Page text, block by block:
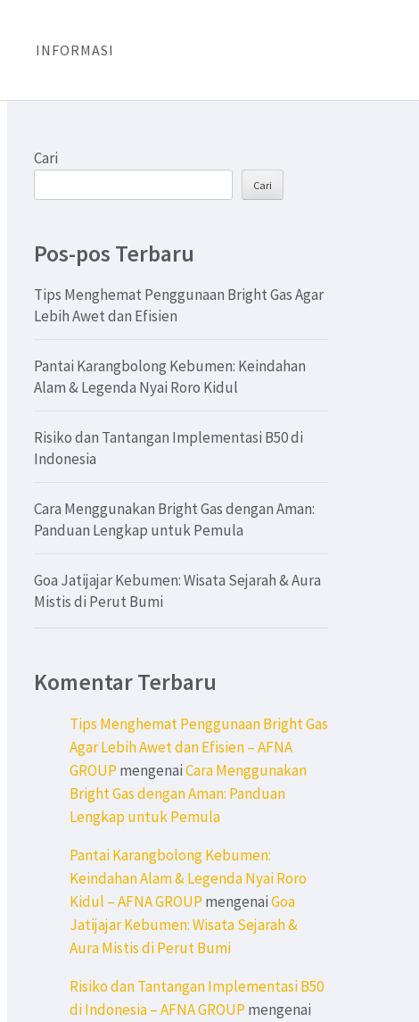
INFORMASI
Cari
Cari
Pos-pos Terbaru
Tips Menghemat Penggunaan Bright Gas Agar
Lebih Awet dan Efisien
Pantai Karangbolong Kebumen: Keindahan
Alam & Legenda Nyai Roro Kidul
Risiko dan Tantangan Implementasi B50 di
Indonesia
Cara Menggunakan Bright Gas dengan Aman:
Panduan Lengkap untuk Pemula
Goa Jatijajar Kebumen: Wisata Sejarah & Aura
Mistis di Perut Bumi
Komentar Terbaru
Tips Menghemat Penggunaan Bright Gas
Agar Lebih Awet dan Efisien – AFNA
GROUPmengenaiCara Menggunakan
Bright Gas dengan Aman: Panduan
Lengkap untuk Pemula
Pantai Karangbolong Kebumen:
Keindahan Alam & Legenda Nyai Roro
Kidul – AFNA GROUPmengenaiGoa
Jatijajar Kebumen: Wisata Sejarah &
Aura Mistis di Perut Bumi
Risiko dan Tantangan Implementasi B50
di Indonesia – AFNA GROUPmengenai